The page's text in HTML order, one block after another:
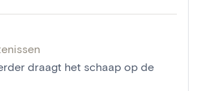
draagt het schaap op de